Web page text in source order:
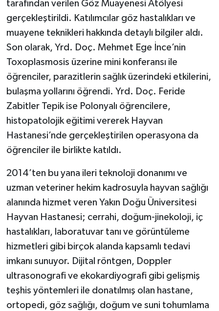
tarafından verilen Göz Muayenesi Atölyesi
gerçekleştirildi. Katılımcılar göz hastalıkları ve
muayene teknikleri hakkında detaylı bilgiler aldı.
Son olarak, Yrd. Doç. Mehmet Ege İnce’nin
Toxoplasmosis üzerine mini konferansı ile
öğrenciler, parazitlerin sağlık üzerindeki etkilerini,
bulaşma yollarını öğrendi. Yrd. Doç. Feride
Zabitler Tepik ise Polonyalı öğrencilere,
histopatolojik eğitimi vererek Hayvan
Hastanesi’nde gerçekleştirilen operasyona da
öğrenciler ile birlikte katıldı.
2014’ten bu yana ileri teknoloji donanımı ve
uzman veteriner hekim kadrosuyla hayvan sağlığı
alanında hizmet veren Yakın Doğu Üniversitesi
Hayvan Hastanesi; cerrahi, doğum-jinekoloji, iç
hastalıkları, laboratuvar tanı ve görüntüleme
hizmetleri gibi birçok alanda kapsamlı tedavi
imkanı sunuyor. Dijital röntgen, Doppler
ultrasonografi ve ekokardiyografi gibi gelişmiş
teşhis yöntemleri ile donatılmış olan hastane,
ortopedi, göz sağlığı, doğum ve suni tohumlama